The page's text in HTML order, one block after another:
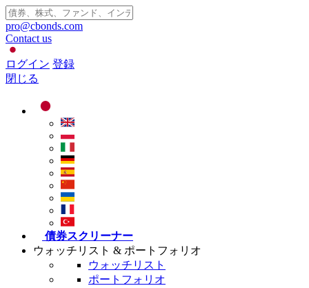
pro@cbonds.com
Contact us
ログイン 登録
閉じる
債券スクリーナー
ウォッチリスト & ポートフォリオ
ウォッチリスト
ポートフォリオ